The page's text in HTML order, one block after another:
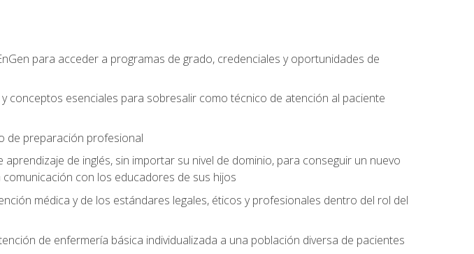
para acceder a programas de grado, credenciales y oportunidades de
conceptos esenciales para sobresalir como técnico de atención al paciente
de preparación profesional
de inglés, sin importar su nivel de dominio, para conseguir un nuevo
con los educadores de sus hijos
médica y de los estándares legales, éticos y profesionales dentro del rol del
de enfermería básica individualizada a una población diversa de pacientes